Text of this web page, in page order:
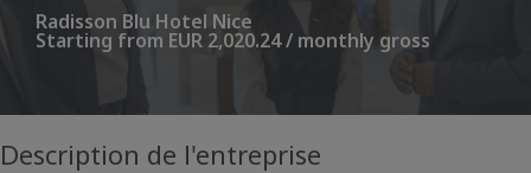
Starting from EUR 2,020.24 / monthly gross
Radisson Blu Hotel Nice
Description de l'entreprise